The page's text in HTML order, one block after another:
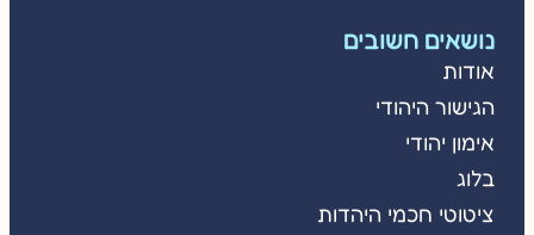
נושאים חשובים
אודות
הגישור היהודי
אימון יהודי
בלוג
ציטוטי חכמי היהדות